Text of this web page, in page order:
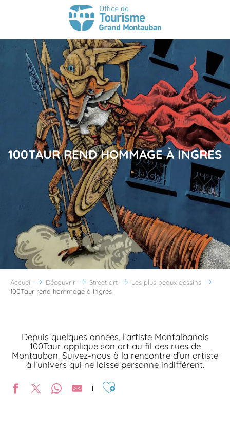
100TAUR REND HOMMAGE À INGRES
Accueil Découvrir Street art
Les plus beaux dessins
100Taur rend hommage à Ingres
Depuis quelques années, l’artiste Montalbanais
100Taur applique son art au fil des rues de
Montauban. Suivez-nous à la rencontre d’un artiste
à l’univers qui ne laisse personne indifférent.
Ajouter aux favoris